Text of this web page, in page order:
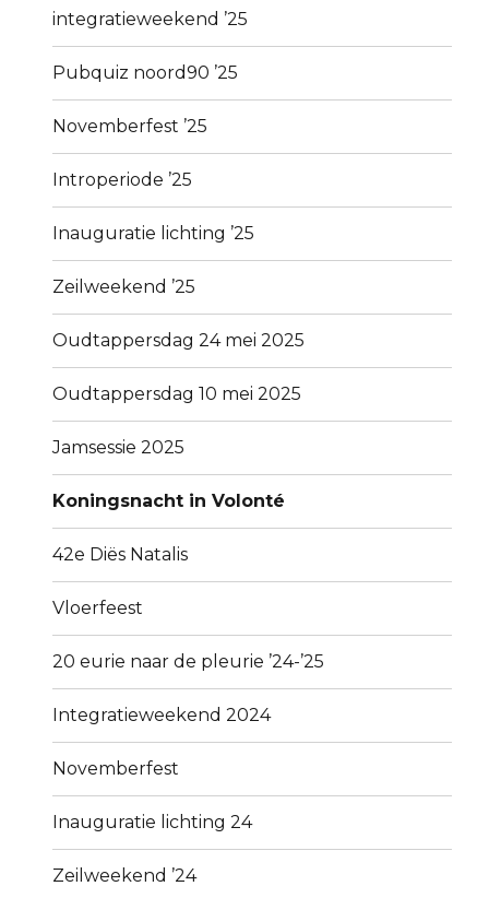
integratieweekend ’25
Pubquiz noord90 ’25
Novemberfest ’25
Introperiode ’25
Inauguratie lichting ’25
Zeilweekend ’25
Oudtappersdag 24 mei 2025
Oudtappersdag 10 mei 2025
Jamsessie 2025
Koningsnacht in Volonté
42e Diës Natalis
Vloerfeest
20 eurie naar de pleurie ’24-’25
Integratieweekend 2024
Novemberfest
Inauguratie lichting 24
Zeilweekend ’24